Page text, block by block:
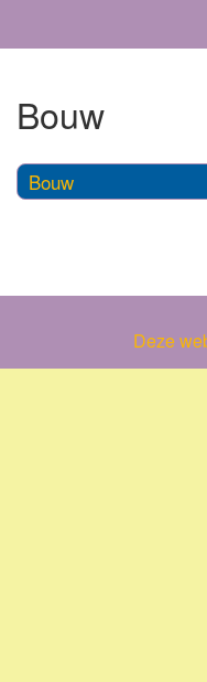
Bouw
Bouw
Deze